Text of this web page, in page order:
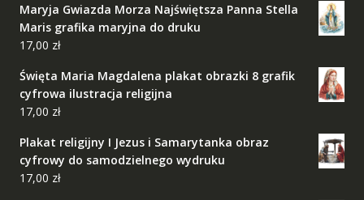
Maryja Gwiazda Morza Najświętsza Panna Stella
Maris grafika maryjna do druku
17,00 zł
Święta Maria Magdalena plakat obrazki 8 grafik
cyfrowa ilustracja religijna
17,00 zł
Plakat religijny I Jezus i Samarytanka obraz
cyfrowy do samodzielnego wydruku
17,00 zł